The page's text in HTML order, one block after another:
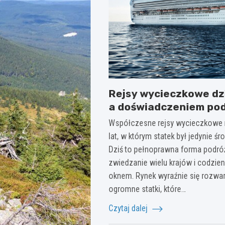
Rejsy wycieczkowe
a doświadczeniem
Współczesne rejsy
lat, w którym statek był jedynie
Dziś to pełnoprawna forma
zwiedzanie wielu krajów i
oknem. Rynek wyraźnie się
ogromne statki, które…
Czytaj dalej